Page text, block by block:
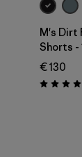
M's Dirt
Shorts -
€ 130